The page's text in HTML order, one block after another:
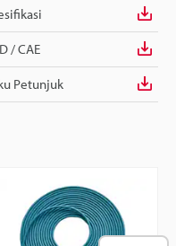
/ CAE
Petunjuk